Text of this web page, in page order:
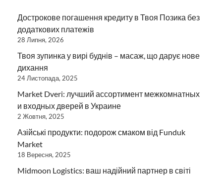
Дострокове погашення кредиту в Твоя Позика без
додаткових платежів
28 Липня, 2026
Твоя зупинка у вирі буднів – масаж, що дарує нове
дихання
24 Листопада, 2025
Market Dveri: лучший ассортимент межкомнатных
и входных дверей в Украине
2 Жовтня, 2025
Азійські продукти: подорож смаком від Funduk
Market
18 Вересня, 2025
Midmoon Logistics: ваш надійний партнер в світі